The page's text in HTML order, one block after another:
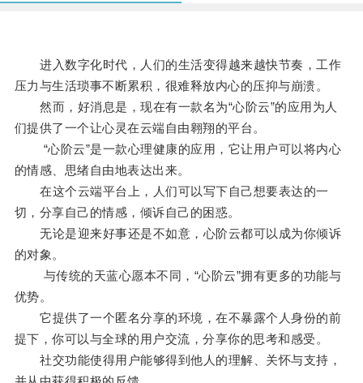
进入数字化时代，人们的生活变得越来越快节奏，工作
压力与生活琐事不断累积，很难释放内心的压抑与崩溃。
然而，好消息是，现在有一款名为“心阶云”的应用为人
们提供了一个让心灵在云端自由翱翔的平台。
“心阶云”是一款心理健康的应用，它让用户可以将内心
的情感、思绪自由地表达出来。
在这个云端平台上，人们可以写下自己想要表达的一
切，分享自己的情感，倾诉自己的困惑。
无论是迎来好事还是不如意，心阶云都可以成为你倾诉
的对象。
与传统的天蓝心愿本不同，“心阶云”拥有更多的功能与
优势。
它提供了一个匿名分享的环境，在不暴露个人身份的前
提下，你可以与全球的用户交流，分享你的思考和感受。
社交功能使得用户能够得到他人的理解、关怀与支持，